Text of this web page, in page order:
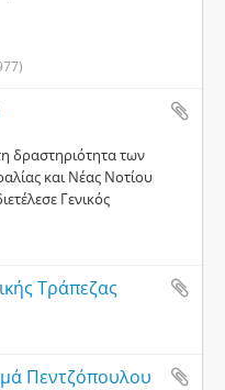
δραστηριότητα των
και Νέας Νοτίου
Γενικός
Τράπεζας
Πεντζόπουλου